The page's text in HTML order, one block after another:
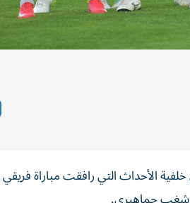
الأحداث التي رافقت مباراة فريقي